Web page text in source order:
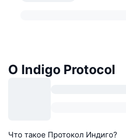
О Indigo Protocol
Что такое Протокол Индиго?